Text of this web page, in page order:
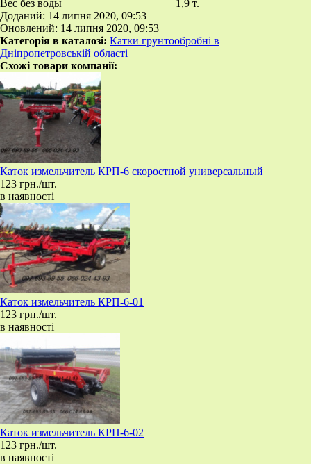
Вес без воды
1,9 т.
Доданий: 14 липня 2020, 09:53
Оновлений: 14 липня 2020, 09:53
Категорія в каталозі: Катки грунтообробні в
Дніпропетровській області
Схожі товари компанії:
​Каток измельчитель КРП-6 скоростной универсальный
123 грн./шт.
в наявності
​Каток измельчитель КРП-6-01
123 грн./шт.
в наявності
Каток измельчитель КРП-6-02
123 грн./шт.
в наявності